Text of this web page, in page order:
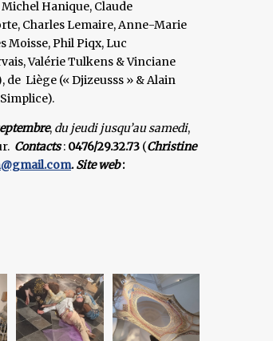
Hanique, Claude
Charles Lemaire, Anne-Marie
Moisse, Phil Piqx, Luc
Valérie Tulkens & Vinciane
de Liège (« Djizeusss » & Alain
, du jeudi jusqu’au samedi,
Contacts: 0476/29.32.73 (Christine
. Site web: